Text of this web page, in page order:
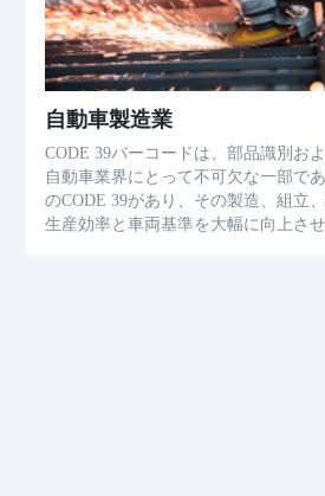
自動車製造業
CODE 39バーコードは、部品識別お
自動車業界にとって不可欠な一部で
のCODE 39があり、その製造、組立
生産効率と車両基準を大幅に向上させ